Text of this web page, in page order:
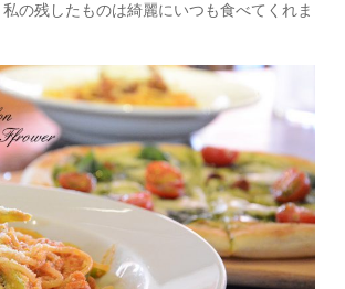
の残したものは綺麗にいつも食べてくれま